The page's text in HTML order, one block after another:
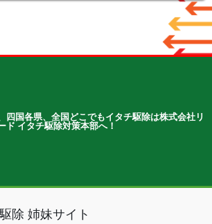
四国各県、全国どこでもイタチ駆除は株式会社リ
ド イタチ駆除対策本部へ！
除 姉妹サイト